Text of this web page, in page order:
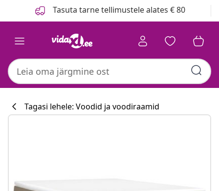
Tasuta tarne tellimustele alates € 80
Tagasi lehele: Voodid ja voodiraamid